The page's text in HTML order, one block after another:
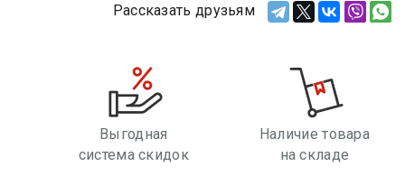
Рассказать друзьям
Выгодная
система скидок
Наличие товара
на складе